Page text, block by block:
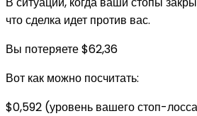
что сделка идет против вас.
Вы потеряете $62,36
Вот как можно посчитать:
$0,592 (уровень вашего стоп-